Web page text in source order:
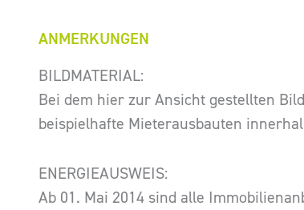
ANMERKUNGEN
BILDMATERIAL:
Bei dem hier zur Ansicht gestellten
beispielhafte Mieterausbauten
ENERGIEAUSWEIS:
Ab 01. Mai 2014 sind alle